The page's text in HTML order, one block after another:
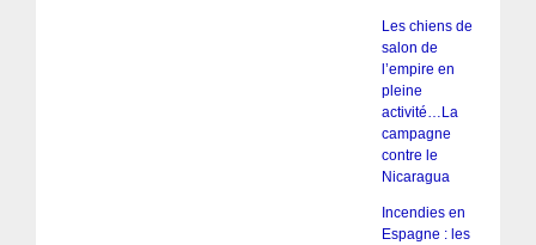
Les chiens de
salon de
l’empire en
pleine
activité…La
campagne
contre le
Nicaragua
Incendies en
Espagne : les